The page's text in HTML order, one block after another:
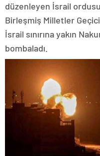
düzenleyen İsrail
Birleşmiş Milletler
İsrail sınırına yakın
bombaladı.